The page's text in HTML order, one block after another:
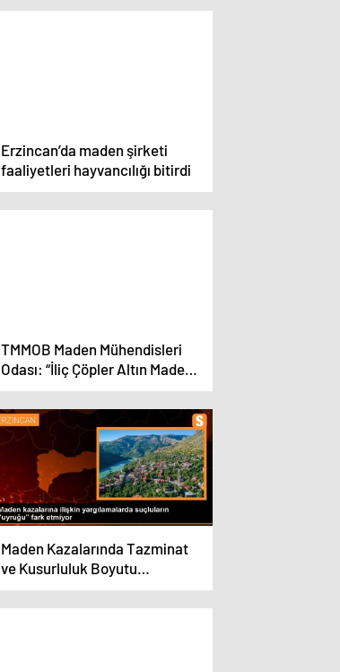
Erzincan’da maden şirketi
faaliyetleri hayvancılığı bitirdi
TMMOB Maden Mühendisleri
Odası: “İliç Çöpler Altın Madeni
Kapatılmalı, İşletme Ruhsatları
İptal Edilmelidir. Sömürge
Madenciliğine Son Verilmelidir”
Maden Kazalarında Tazminat
ve Kusurluluk Boyutu
Değerlendirilmeli